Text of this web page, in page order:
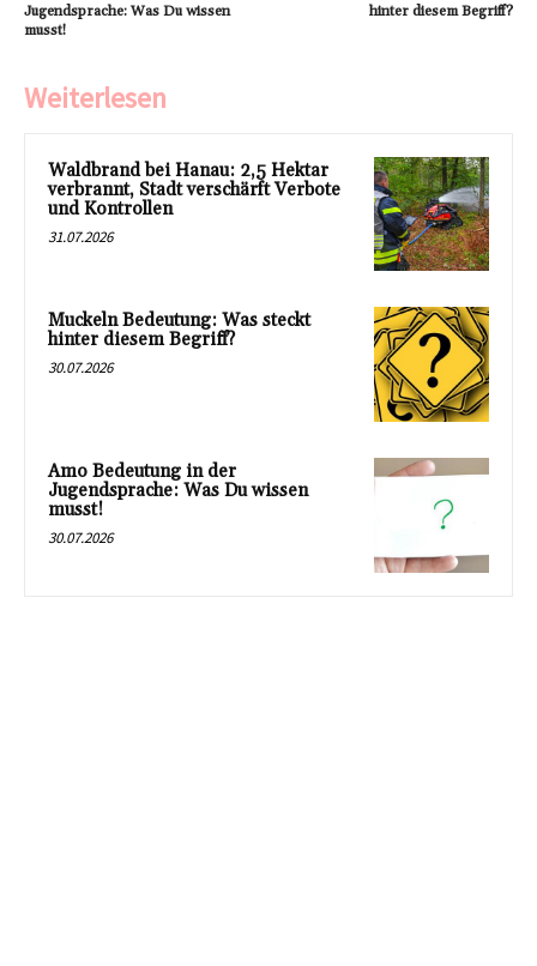
Jugendsprache: Was Du wissen
musst!
hinter diesem Begriff?
Weiterlesen
Waldbrand bei Hanau: 2,5 Hektar
verbrannt, Stadt verschärft Verbote
und Kontrollen
31.07.2026
Muckeln Bedeutung: Was steckt
hinter diesem Begriff?
30.07.2026
Amo Bedeutung in der
Jugendsprache: Was Du wissen
musst!
30.07.2026